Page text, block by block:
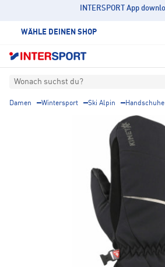
INTERSPORT App
WÄHLE DEINEN SHOP
Wonach suchst du?
Damen Wintersport Ski Alpin Handschuhe